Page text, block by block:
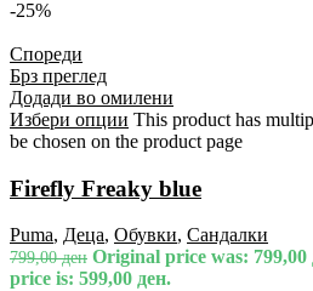
-25%
Спореди
Брз преглед
Додади во омилени
Избери опции This product has
be chosen on the product page
Firefly Freaky blue
Puma, Деца, Обувки, Сандалки
799,00ден Original price was: 799,00
price is: 599,00 ден.